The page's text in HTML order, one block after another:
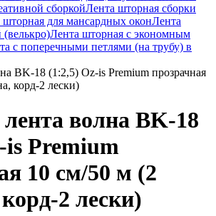
сборкойЛента шторная сборки
шторная для мансардных оконЛента
Лента шторная с экономным
с поперечными петлями (на трубу) в
BK-18 (1:2,5) Oz-is Premium прозрачная
корд-2 лески)
волна BK-18
is Premium
10 см/50 м (2
2 лески)